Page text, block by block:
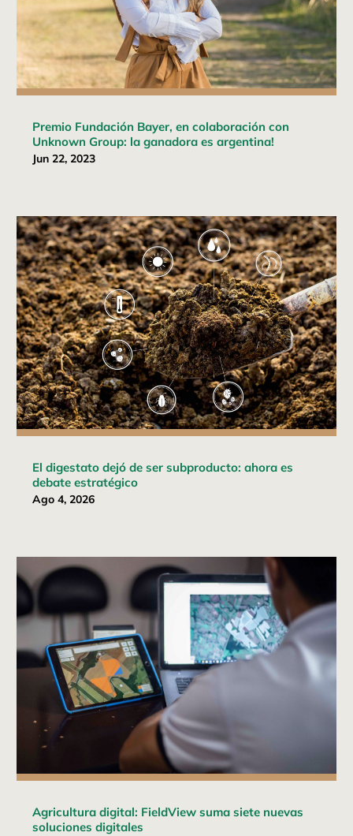
Premio Fundación Bayer, en colaboración con
Unknown Group: la ganadora es argentina!
Jun 22, 2023
El digestato dejó de ser subproducto: ahora es
debate estratégico
Ago 4, 2026
Agricultura digital: FieldView suma siete nuevas
soluciones digitales